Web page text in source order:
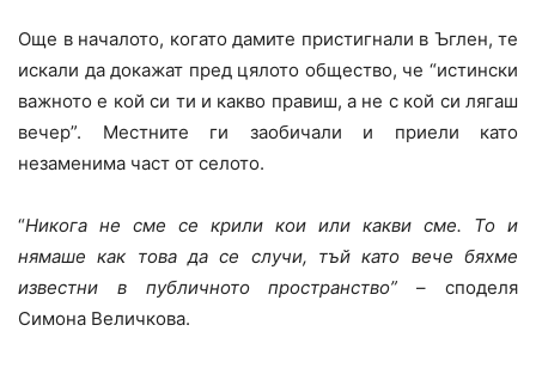
Още в началото, когато дамите пристигнали в Ъглен, те
искали да докажат пред цялото общество, че “истински
важното е кой си ти и какво правиш, а не с кой си лягаш
вечер”. Местните ги заобичали и приели като
незаменима част от селото.
“Никога не сме се крили кои или какви сме. То и
нямаше как това да се случи, тъй като вече бяхме
известни в публичното пространство” – споделя
Симона Величкова.